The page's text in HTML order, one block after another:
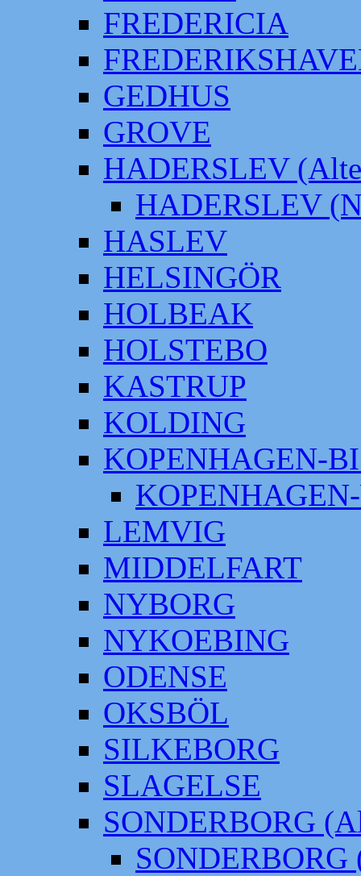
FREDERICIA
GEDHUS
GROVE
HADERSLEV
HADERSLEV
HASLEV
HELSINGÖR
HOLBEAK
HOLSTEBO
KASTRUP
KOLDING
KOPENHAGEN-
LEMVIG
MIDDELFART
NYBORG
NYKOEBING
ODENSE
OKSBÖL
SILKEBORG
SLAGELSE
SONDERBORG
SONDERBORG